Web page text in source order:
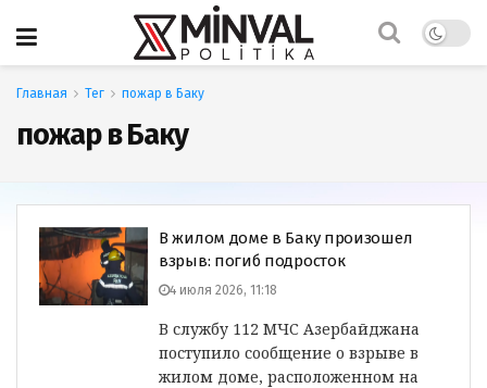
Главная Тег пожар в Баку
пожар в Баку
В жилом доме в Баку произошел
взрыв: погиб подросток
4 июля 2026, 11:18
В службу 112 МЧС Азербайджана
поступило сообщение о взрыве в
жилом доме, расположенном на